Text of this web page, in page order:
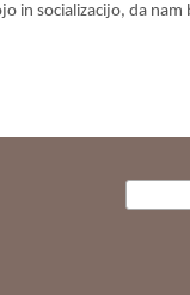
in socializacijo, da nam